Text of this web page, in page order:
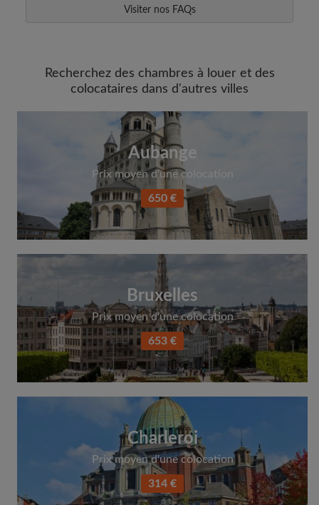
Sauvegardez vos recherches
Faites vos demandes de visites
Faites part aux propriétaires et aux
Visiter nos FAQs
Recherchez des chambres à louer et des
colocataires dans d'autres villes
Aubange
Prix moyen d'une colocation
650 €
Bruxelles
Prix moyen d'une colocation
653 €
Charleroi
Prix moyen d'une colocation
314 €